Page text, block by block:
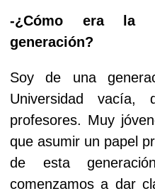
-¿Cómo era la
generación?
Soy de una
Universidad
profesores. Muy
que asumir un papel
de esta
comenzamos a dar